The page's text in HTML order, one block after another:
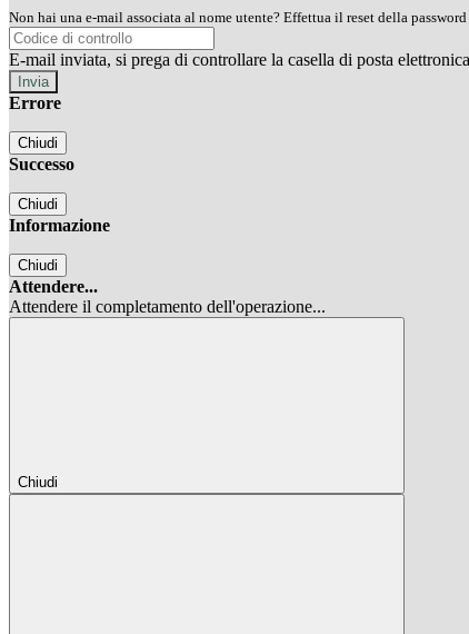
Non hai una e-mail associata al nome utente? Effettua il reset della
E-mail inviata, si prega di controllare la casella di posta
Errore
Chiudi
Successo
Chiudi
Informazione
Chiudi
Attendere...
Attendere il completamento dell'operazione...
Chiudi